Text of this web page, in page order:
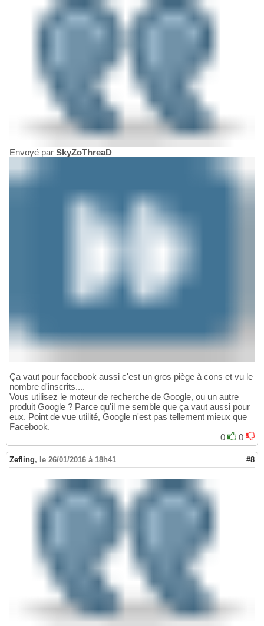
Envoyé par SkyZoThreaD
Ça vaut pour facebook aussi c'est un gros piège à cons et vu le
nombre d'inscrits....
Vous utilisez le moteur de recherche de Google, ou un autre
produit Google ? Parce qu'il me semble que ça vaut aussi pour
eux. Point de vue utilité, Google n'est pas tellement mieux que
Facebook.
0
0
Zefling, le 26/01/2016 à 18h41 #8